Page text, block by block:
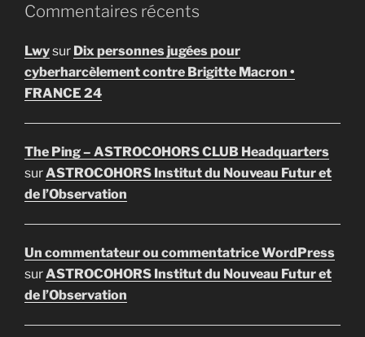
Commentaires récents
Lwysur Dix personnes jugées pour
cyberharcèlement contre Brigitte Macron •
FRANCE 24
The Ping – ASTROCOHORS CLUB Headquarters
surASTROCOHORS Institut du Nouveau Futur et
de l’Observation
Un commentateur ou commentatrice WordPress
surASTROCOHORS Institut du Nouveau Futur et
de l’Observation